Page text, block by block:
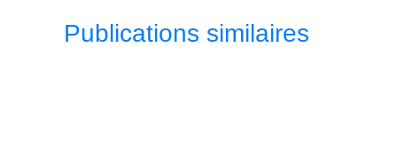
Publications similaires